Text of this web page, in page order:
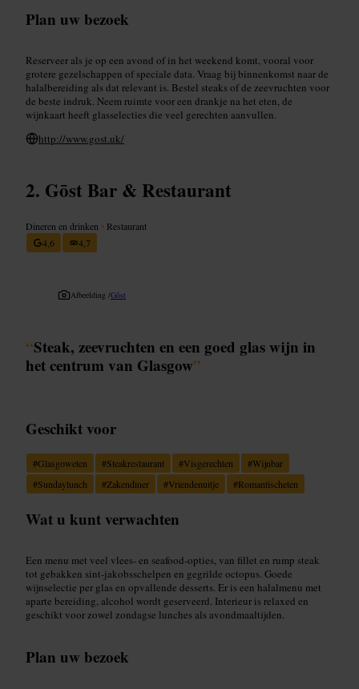
Plan uw bezoek
Reserveer als je op een avond of in het weekend komt, vooral voor
grotere gezelschappen of speciale data. Vraag bij binnenkomst naar de
halalbereiding als dat relevant is. Bestel steaks of de zeevruchten voor
de beste indruk. Neem ruimte voor een drankje na het eten, de
wijnkaart heeft glasselecties die veel gerechten aanvullen.
http://www.gost.uk/
Gōst Bar & Restaurant
Dineren en drinken • Restaurant
4,6
4,7
Afbeelding /Gōst
“Steak, zeevruchten en een goed glas wijn in
het centrum van Glasgow”
Geschikt voor
#Glasgoweten #Steakrestaurant #Visgerechten #Wijnbar
#Sundaylunch #Zakendiner #Vriendenuitje #Romantischeten
Wat u kunt verwachten
Een menu met veel vlees- en seafood-opties, van fillet en rump steak
tot gebakken sint-jakobsschelpen en gegrilde octopus. Goede
wijnselectie per glas en opvallende desserts. Er is een halalmenu met
aparte bereiding, alcohol wordt geserveerd. Interieur is relaxed en
geschikt voor zowel zondagse lunches als avondmaaltijden.
Plan uw bezoek